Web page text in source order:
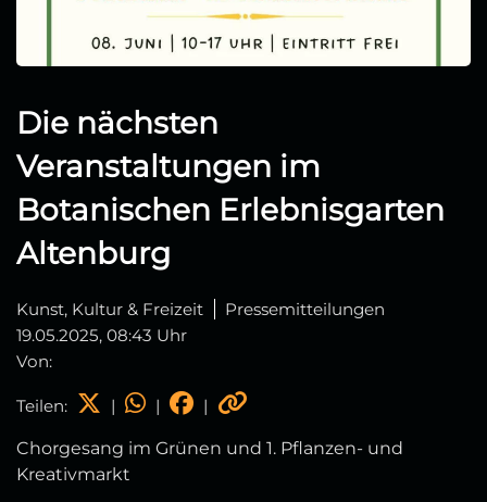
Die nächsten
Veranstaltungen im
Botanischen Erlebnisgarten
Altenburg
Kunst, Kultur & Freizeit
Pressemitteilungen
19.05.2025, 08:43 Uhr
Von:
Teilen: | | |
Chorgesang im Grünen und 1. Pflanzen- und
Kreativmarkt